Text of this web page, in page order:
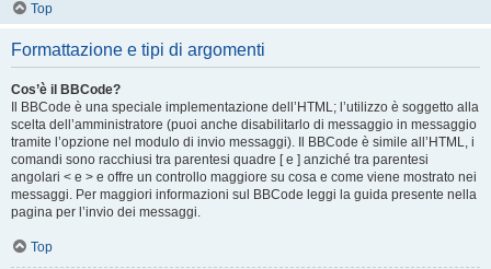
Top
Formattazione e tipi di argomenti
Cos’è il BBCode?
Il BBCode è una speciale implementazione dell’HTML; l’utilizzo è soggetto alla
scelta dell’amministratore (puoi anche disabilitarlo di messaggio in messaggio
tramite l’opzione nel modulo di invio messaggi). Il BBCode è simile all’HTML, i
comandi sono racchiusi tra parentesi quadre [ e ] anziché tra parentesi
angolari < e > e offre un controllo maggiore su cosa e come viene mostrato nei
messaggi. Per maggiori informazioni sul BBCode leggi la guida presente nella
pagina per l’invio dei messaggi.
Top